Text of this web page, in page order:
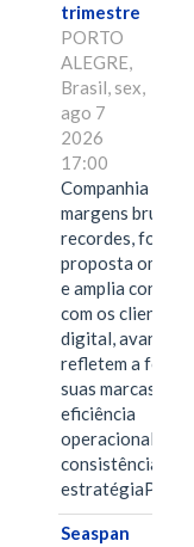
trimestre
PORTO
ALEGRE,
Brasil, sex,
ago 7
2026
17:00
Companhia
margens brutas
recordes,
proposta
e amplia
com os clientes
digital, avanços
refletem a força
suas marcas, a
eficiência
operacional e a
consistência de
Seaspan